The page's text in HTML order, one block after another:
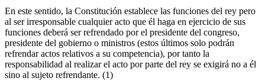
En este sentido, la Constitución establece las funciones del rey pero
al ser irresponsable cualquier acto que él haga en ejercicio de sus
funciones deberá ser refrendado por el presidente del congreso,
presidente del gobierno o ministros (estos últimos solo podrán
refrendar actos relativos a su competencia), por tanto la
responsabilidad al realizar el acto por parte del rey se exigirá no a él
sino al sujeto refrendante. (1)